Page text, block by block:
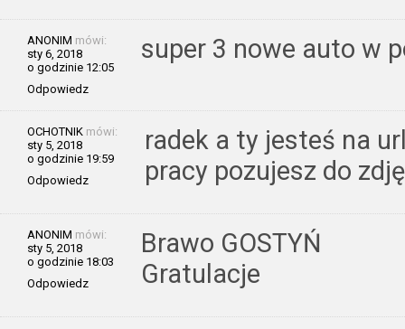
ANONIM mówi:
sty 6, 2018
o godzinie 12:05
Odpowiedz
super 3 nowe auto w
OCHOTNIK mówi:
sty 5, 2018
o godzinie 19:59
Odpowiedz
radek a ty jesteś na
pracy pozujesz do
ANONIM mówi:
sty 5, 2018
o godzinie 18:03
Odpowiedz
Brawo GOSTYŃ
Gratulacje